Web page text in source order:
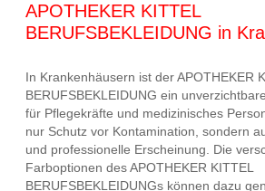
APOTHEKER KITTEL
BERUFSBEKLEIDUNG in
In Krankenhäusern ist der APOTHEKER
BERUFSBEKLEIDUNG ein
für Pflegekräfte und medizinisches
nur Schutz vor Kontamination, sondern
und professionelle Erscheinung. Die
Farboptionen des APOTHEKER KITTEL
BERUFSBEKLEIDUNGs können dazu